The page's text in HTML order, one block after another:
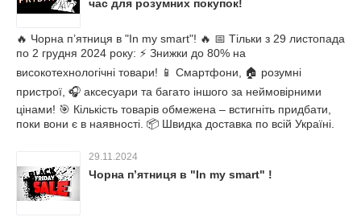
час для розумних покупок!
🔥 Чорна п’ятниця в "In my smart"! 🔥 📅 Тільки з 29 листопада
по 2 грудня 2024 року: ⚡ Знижки до 80% на
високотехнологічні товари! 📱 Смартфони, 🏠 розумні
пристрої, 🎧 аксесуари та багато іншого за неймовірними
цінами! 🎯 Кількість товарів обмежена – встигніть придбати,
поки вони є в наявності. 📦 Швидка доставка по всій Україні.
29.11.2024
Чорна п’ятниця в "In my smart" !